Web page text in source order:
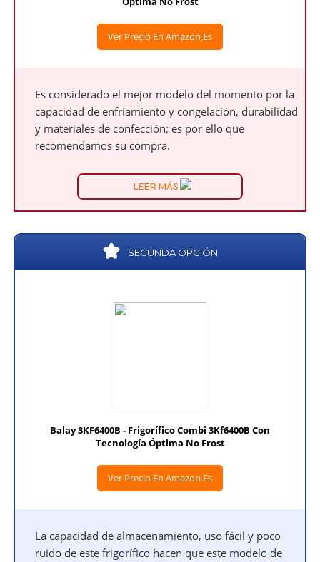
Ver Precio En Amazon.es
Es considerado el mejor modelo del momento por la
capacidad de enfriamiento y congelación, durabilidad
y materiales de confección; es por ello que
recomendamos su compra.
LEER MÁS
SEGUNDA OPCIÓN
Balay 3KF6400B - Frigorífico Combi 3Kf6400B Con
Tecnología Óptima No Frost
Ver Precio En Amazon.es
La capacidad de almacenamiento, uso fácil y poco
ruido de este frigorífico hacen que este modelo de